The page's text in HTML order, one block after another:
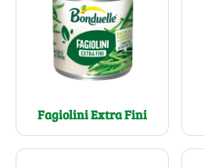
Fagiolini Extra Fini